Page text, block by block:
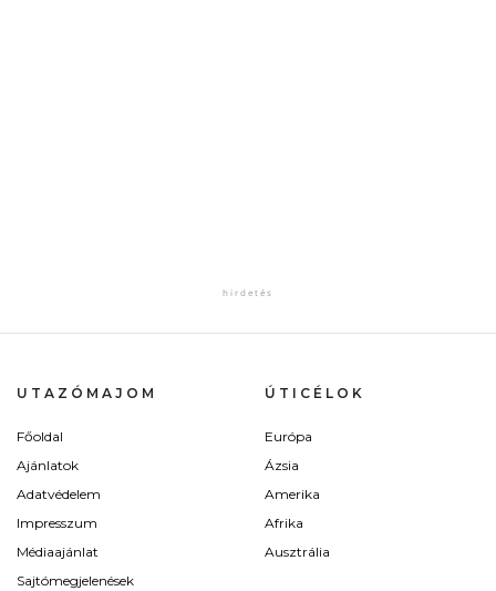
UTAZÓMAJOM
Főoldal
Ajánlatok
Adatvédelem
Impresszum
Médiaajánlat
Sajtómegjelenések
ÚTICÉLOK
Európa
Ázsia
Amerika
Afrika
Ausztrália